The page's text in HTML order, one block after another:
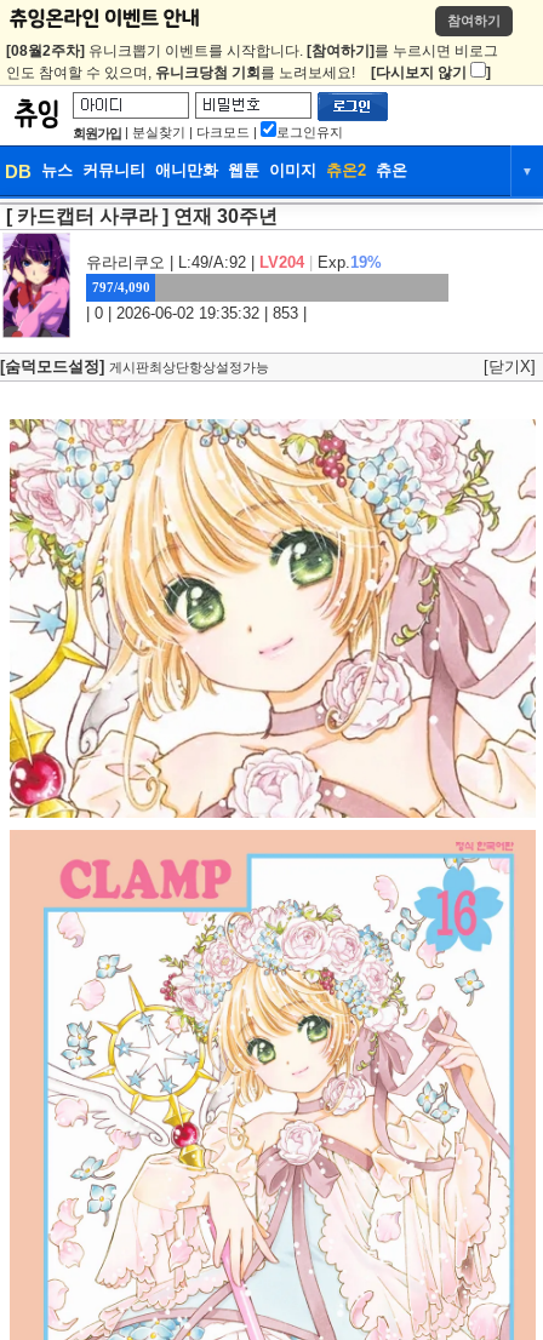
참여하기
[08월2주차] 유니크뽑기 이벤트를 시작합니다. [참여하기] 를 누르시면 비로그
인도 참여할 수 있으며, 유니크당첨 기회 를 노려보세요! [다시보지 않기 ]
회원가입 | 분실찾기 | 다크모드 | 로그인유지
DB 뉴스 커뮤니티 애니만화 웹툰 이미지 츄온2 츄온 ▼
DB 뉴스
웹툰 이미지 츄온2
[ 카드캡터 사쿠라 ] 연재 30주년
유라리쿠오 | L:49/A:92 | LV204 Exp.19%
797/4,090
| 0 | 2026-06-02 19:35:32 | 853 |
[숨덕모드설정] 게시판최상단항상설정가능 [닫기X]